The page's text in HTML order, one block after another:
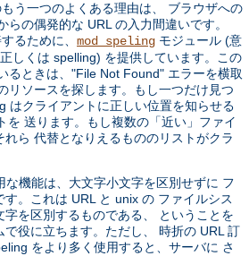
う一つのよくある理由は、 ブラウザへの
の偶発的な URL の入力間違いです。
るために、 mod_speling モジュール (意
しくは spelling) を提供しています。この
るときは、"File Not Found" エラーを横取
リソースを探します。もし一つだけ見つ
はクライアントに正しい位置を知らせる
を 送ります。もし複数の「近い」ファイ
ら 代替となりえるもののリストがクラ
機能は、大文字小文字を区別せずに フ
す。これは URL と unix の ファイルシス
を区別するものである、 ということを
役に立ちます。ただし、 時折の URL 訂
をより多く使用すると、サーバに さ